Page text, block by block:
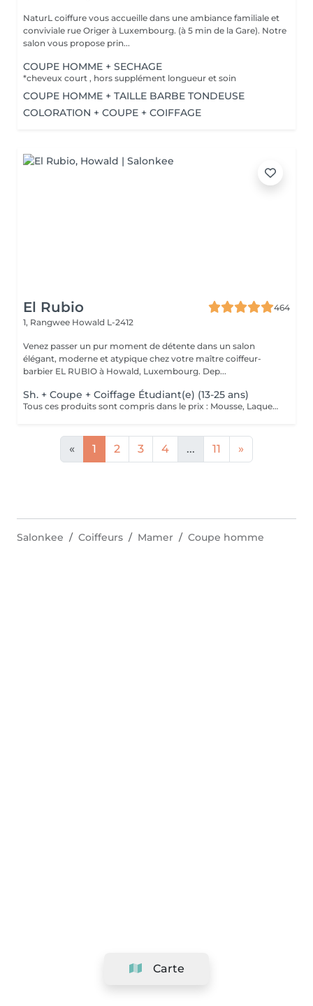
NaturL coiffure vous accueille dans une ambiance familiale et
conviviale rue Origer à Luxembourg. (à 5 min de la Gare). Notre
salon vous propose prin...
COUPE HOMME + SECHAGE
*cheveux court , hors supplément longueur et soin
COUPE HOMME + TAILLE BARBE TONDEUSE
COLORATION + COUPE + COIFFAGE
El Rubio
464
1, Rangwee Howald L-2412
Venez passer un pur moment de détente dans un salon
élégant, moderne et atypique chez votre maître coiffeur-
barbier EL RUBIO à Howald, Luxembourg. Dep...
Sh. + Coupe + Coiffage Étudiant(e) (13-25 ans)
Tous ces produits sont compris dans le prix : Mousse, Laque, Gel, Soin démêlant, Shampoing spécifique. Tous les produits que nous utilisons sont des produits de qualité professionnelle.
« 1 2 3 4 ... 11 »
Carte
Salonkee Coiffeurs Mamer Coupe homme